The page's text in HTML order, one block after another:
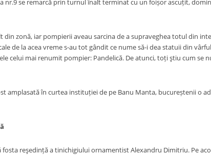
nr.9 se remarcă prin turnul înalt terminat cu un foișor ascuțit,
iar pompierii aveau sarcina de a supraveghea totul din
de la acea vreme s-au tot gândit ce nume să-i dea statuii din
celui mai renumit pompier: Pandelică. De atunci, toți ştiu cum se
în curtea instituției de pe Banu Manta, bucureștenii o
reşedință a tinichigiului ornamentist Alexandru Dimitriu. Pe